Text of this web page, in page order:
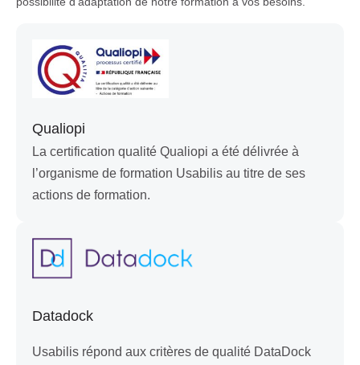
Qualiopi
La certification qualité Qualiopi a été délivrée à
l’organisme de formation Usabilis au titre de ses
actions de formation.
Datadock
Usabilis répond aux critères de qualité DataDock